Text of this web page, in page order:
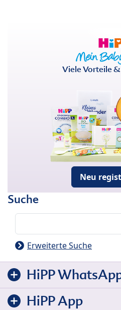
Viele Vorteile
Neu
Suche
Erweiterte Suche
HiPP
HiPP App